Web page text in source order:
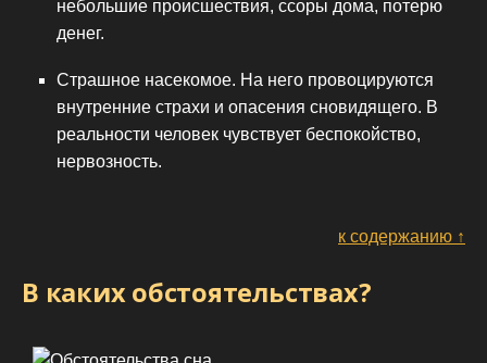
небольшие происшествия, ссоры дома, потерю
денег.
Страшное насекомое. На него провоцируются
внутренние страхи и опасения сновидящего. В
реальности человек чувствует беспокойство,
нервозность.
к содержанию ↑
В каких обстоятельствах?